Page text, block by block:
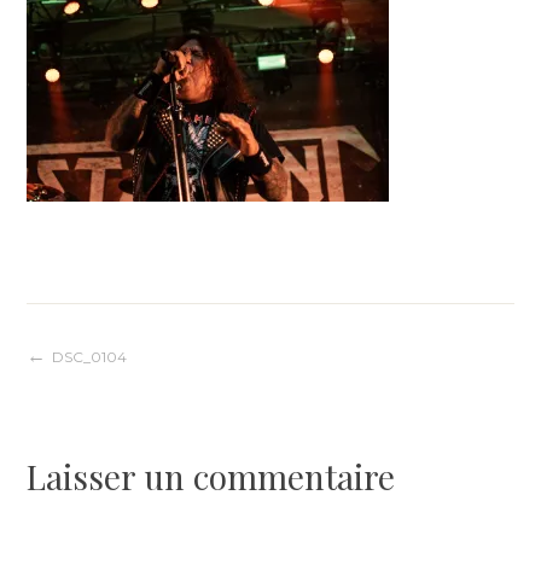
Navigation
l’article
DSC_0104
Laisser un commentaire